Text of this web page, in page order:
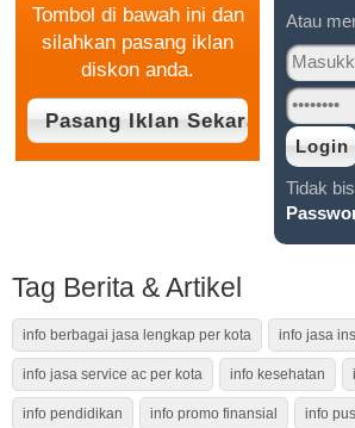
Tombol di bawah ini dan
silahkan pasang iklan
diskon anda.
Atau
Tidak
Tag Berita & Artikel
info berbagai jasa lengkap per kota info jasa
info jasa service ac per kota info kesehatan
info pendidikan info promo finansial info